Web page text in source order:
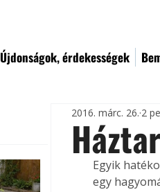
Újdonságok, érdekességek
2016. márc. 26. 2
Egyik
egy